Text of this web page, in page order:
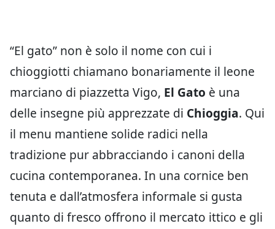
“El gato” non è solo il nome con cui i
chioggiotti chiamano bonariamente il leone
marciano di piazzetta Vigo, El Gato è una
delle insegne più apprezzate di Chioggia. Qui
il menu mantiene solide radici nella
tradizione pur abbracciando i canoni della
cucina contemporanea. In una cornice ben
tenuta e dall’atmosfera informale si gusta
quanto di fresco offrono il mercato ittico e gli